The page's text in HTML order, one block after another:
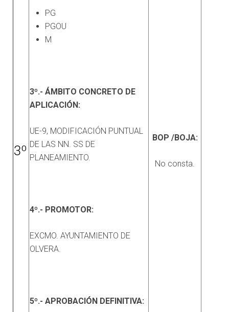
3º
PG
PGOU
M
3º.- ÁMBITO CONCRETO DE
APLICACIÓN:
UE-9, MODIFICACIÓN PUNTUAL
DE LAS NN. SS DE
PLANEAMIENTO.
4º.- PROMOTOR:
EXCMO. AYUNTAMIENTO DE
OLVERA.
5º.- APROBACIÓN DEFINITIVA:
BOP /BOJA:
No consta.